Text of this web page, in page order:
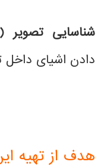
شناسایی تصویر (image recognition)
دادن اشیای داخل
هدف از تهیه